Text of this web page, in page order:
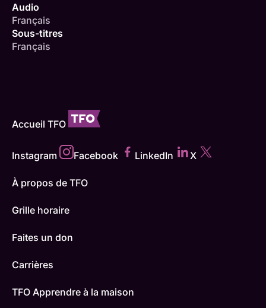
Audio
Français
Sous-titres
Français
Accueil TFO
Instagram Facebook LinkedIn X
À propos de TFO
Grille horaire
Faites un don
Carrières
TFO Apprendre à la maison